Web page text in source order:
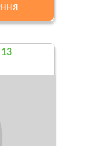
13